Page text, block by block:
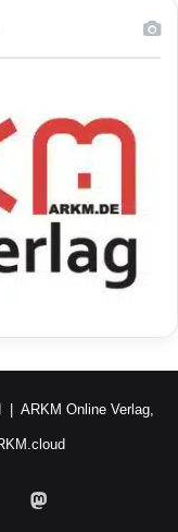
| ARKM Online Verlag,
RSS